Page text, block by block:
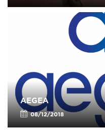
AEGEA
08/12/2018